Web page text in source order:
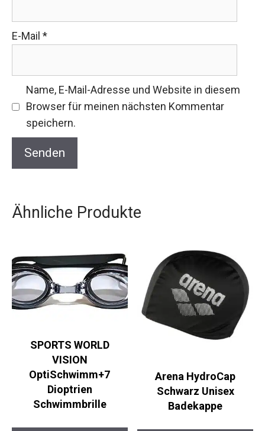
E-Mail *
Name, E-Mail-Adresse und Website in diesem
Browser für meinen nächsten Kommentar
speichern.
Ähnliche Produkte
SPORTS WORLD
VISION
OptiSchwimm+7
Dioptrien
Schwimmbrille
Arena HydroCap
Schwarz Unisex
Badekappe